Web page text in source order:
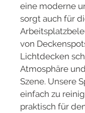
eine moderne
sorgt auch für
von
Lichtdecken
Atmosphäre
Szene. Unsere
einfach zu
praktisch für